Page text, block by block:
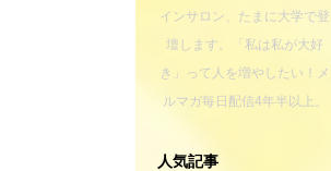
インサロン、たまに大学で登
壇します。「私は私が大好
き」って人を増やしたい！メ
ルマガ毎日配信4年半以上。
人気記事